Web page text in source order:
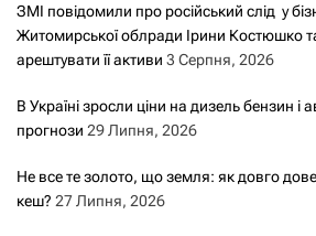
ЗМІ повідомили про російський слід у
Житомирської облради Ірини Костюшко
арештувати її активи 3 Серпня, 2026
В Україні зросли ціни на дизель бензин і
прогнози 29 Липня, 2026
Не все те золото, що земля: як довго
кеш? 27 Липня, 2026